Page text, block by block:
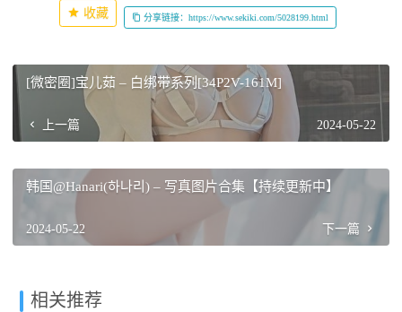
收藏 分享链接：https://www.sekiki.com/5028199.html
[微密圈]宝儿茹 – 白绑带系列[34P2V-161M]
上一篇 2024-05-22
韩国@Hanari(하나리) – 写真图片合集【持续更新中】
2024-05-22 下一篇
相关推荐